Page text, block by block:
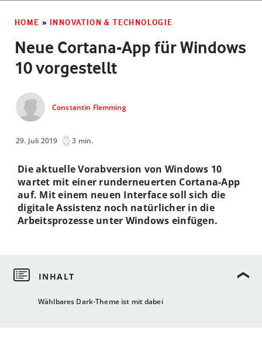
HOME » INNOVATION & TECHNOLOGIE
Neue Cortana-App für Windows
10 vorgestellt
Constantin Flemming
29. Juli 2019 3 min.
Wählbares Dark-Theme ist mit dabei
Die aktuelle Vorabversion von Windows 10
wartet mit einer runderneuerten Cortana-App
auf. Mit einem neuen Interface soll sich die
digitale Assistenz noch natürlicher in die
Arbeitsprozesse unter Windows einfügen.